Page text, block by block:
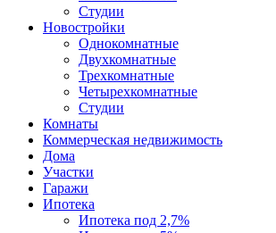
Студии
Новостройки
Однокомнатные
Двухкомнатные
Трехкомнатные
Четырехкомнатные
Студии
Комнаты
Коммерческая недвижимость
Дома
Участки
Гаражи
Ипотека
Ипотека под 2,7%